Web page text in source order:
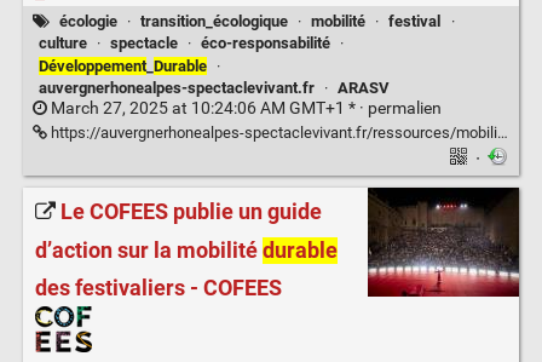
écologie · transition_écologique · mobilité · festival
·
culture
· spectacle · éco-responsabilité ·
Développement_ Durable
·
auvergnerhonealpes-spectaclevivant.fr
· ARASV
March 27, 2025 at 10:24:06 AM GMT+1 * · permalien
https://auvergnerhonealpes-spectaclevivant.fr/ressources/mobilite-eco-responsable/
·
Le COFEES publie un guide
d’action sur la mobilitédurable
des festivaliers - COFEES